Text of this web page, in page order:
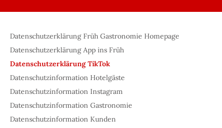
Datenschutzerklärung Früh Gastronomie Homepage
Datenschutzerklärung App ins Früh
Datenschutzerklärung TikTok
Datenschutzinformation Hotelgäste
Datenschutzinformation Instagram
Datenschutzinformation Gastronomie
Datenschutzinformation Kunden